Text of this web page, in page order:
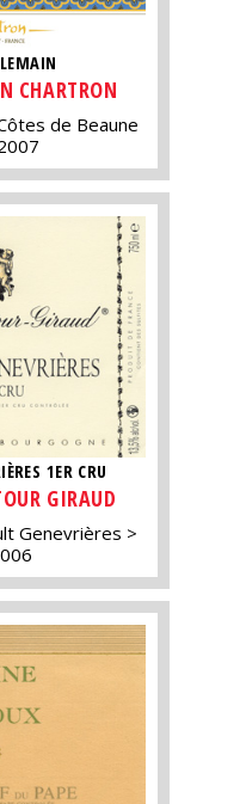
CHARTRON
de Beaune
1ER CRU
GIRAUD
Genevrières